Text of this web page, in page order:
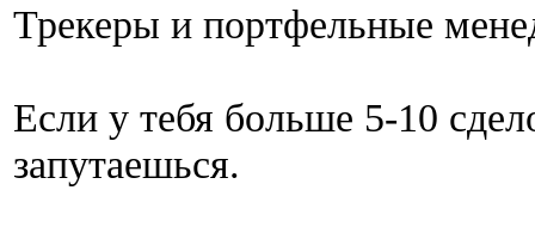
Трекеры и портфельные
Если у тебя больше 5-10
запутаешься.